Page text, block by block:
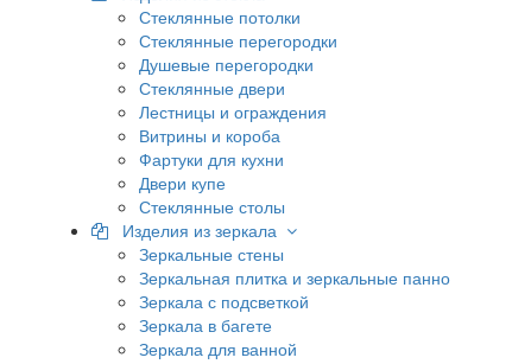
Стеклянные потолки
Стеклянные перегородки
Душевые перегородки
Стеклянные двери
Лестницы и ограждения
Витрины и короба
Фартуки для кухни
Двери купе
Стеклянные столы
Изделия из зеркала
Зеркальные стены
Зеркальная плитка и зеркальные панно
Зеркала с подсветкой
Зеркала в багете
Зеркала для ванной